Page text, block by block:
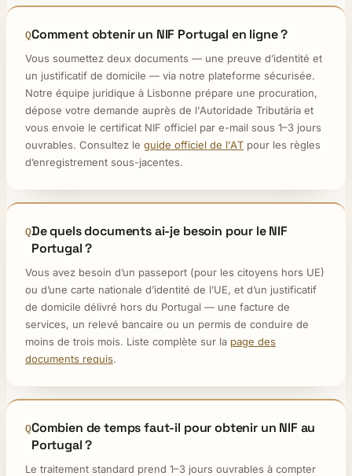
Comment obtenir un NIF Portugal en ligne ?
Vous soumettez deux documents — une preuve d’identité et
un justificatif de domicile — via notre plateforme sécurisée.
Notre équipe juridique à Lisbonne prépare une procuration,
dépose votre demande auprès de l’Autoridade Tributária et
vous envoie le certificat NIF officiel par e-mail sous 1–3 jours
ouvrables. Consultez le guide officiel de l’AT pour les règles
d’enregistrement sous-jacentes.
De quels documents ai-je besoin pour le NIF
Portugal ?
Vous avez besoin d’un passeport (pour les citoyens hors UE)
ou d’une carte nationale d’identité de l’UE, et d’un justificatif
de domicile délivré hors du Portugal — une facture de
services, un relevé bancaire ou un permis de conduire de
moins de trois mois. Liste complète sur la page des
documents requis.
Combien de temps faut-il pour obtenir un NIF au
Portugal ?
Le traitement standard prend 1–3 jours ouvrables à compter